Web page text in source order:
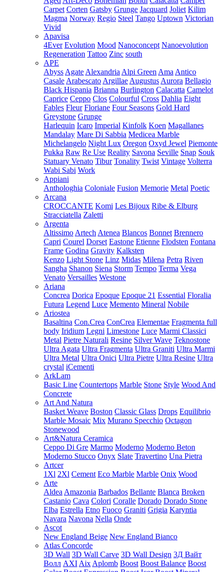
Carpet Corten Gatsby Grunge Jacquard Joliet Kilim
Magma Norway Regio Steel Tango Uptown Victorian
Vivid
Apavisa
4Ever Evolution Mood Nanoconcept Nanoevolution
Regeneration Tattoo Zinc south
APE
Abyss Agate Alexandria Alpi Green Ama Antico
Casale Arabescato Argillae Augustus Aurora Bellagio
Black Hispania Brianna Burlington Calacatta Camelot
Caprice Ceppo Clos Colourful Cross Dahlia Eight
Fables Fleur Floriane Four Seasons Gold Hard
Greystone Grunge
Harlequin Icaro Imperial Kinfolk Koen Magallanes
Mandalay Mare Di Sabbia Medicea Marble
Michelangelo Night Lux Oregon Oxyd Jewel Piemonte
Pukka Raw Re Use Reality Savona Seville Snap Souk
Statuary Venato Tibur Tonality Twist Vintage Volterra
Wabi Sabi Work
Appiani
Anthologhia Coloniale Fusion Memorie Metal Poetic
Arcana
CROCCANTE Komi Les Bijoux Ribe & Elburg
Stracciatella Zaletti
Argenta
Altissimo Artech Atenea Blancos Bonnet Brennero
Capri Courel Dorset Eastone Etienne Flodsten Fontana
Frame Godina Gravity Kalksten
Kenzo Light Stone Linz Midas Milena Petra Riven
Sangha Shanon Siena Storm Tempo Terma Vega
Venato Versailles Westone
Ariana
Concrea Dorica Epoque Epoque 21 Essential Floralia
Futura Legend Luce Memento Mineral Nobile
Ariostea
Basaltina Con.Crea ConCrea Elementae Fragmenta full
body Iridium Legni Limestone Luce Marmi Classici
Metal Pietre Naturali Resine Silver Wave Teknostone
Ultra Agata Ultra Fragmenta Ultra Graniti Ultra Marmi
Ultra Metal Ultra Onici Ultra Pietre Ultra Resine Ultra
crystal iCementi
ArkLam
Basic Line Countertops Marble Stone Style Wood And
Concrete
Art And Natura
Basket Weave Boston Classic Glass Drops Equilibrio
Marble Mosaic Mix Murano Specchio Octagon
Stonewood
Art&Natura Ceramica
Ceppo Di Gre Marmo Moderno Moderno Beton
Moderno Stucco Onyx Slate Travertino Una Pietra
Artcer
1Xl 2Xl Cement Eco Marble Marble Onix Wood
Arte
Aldea Amazonia Barbados Bellante Blanca Broken
Castanio Cava Colori Coralle Dorado Dorado Stone
Elba Estrella Etno Fuoco Graniti Grigia Karyntia
Navara Navona Nella Onde
Ascot
New England Beige New England Bianco
Atlas Concorde
3D Wall 3D Wall Carve 3D Wall Design 3Д Вайт
Волл AXI Aix Aplomb Boost Boost Balance Boost